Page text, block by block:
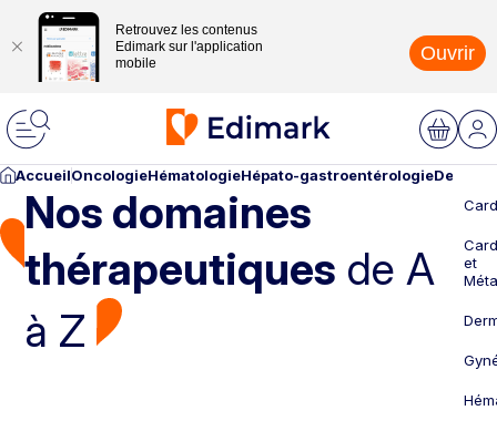
Retrouvez les contenus
Edimark sur l'application
mobile
Ouvrir
AccueilOncologieHématologieHépato-gastroentérologie
Nos domaines
thérapeutiques de A
à Z
et